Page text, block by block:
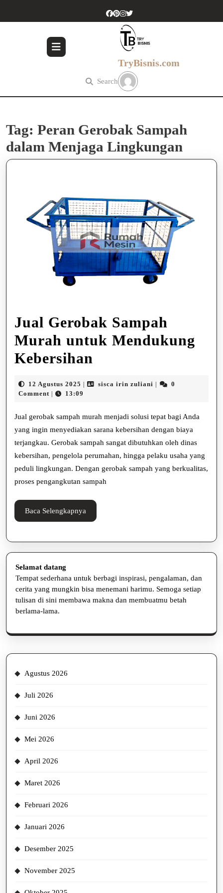
TryBisnis.com
Search
Tag: Peran Gerobak Sampah
dalam Menjaga Lingkungan
Jual Gerobak Sampah
Murah untuk Mendukung
Kebersihan
Murah
untuk
Mendukung
Kebersihan
12 Agustus 2025 12
Agustus
| sisca irin zuliani sisca
|
0
Comment | 13:09
Jual gerobak sampah murah menjadi solusi tepat bagi Anda
yang ingin menyediakan sarana kebersihan dengan biaya
terjangkau. Gerobak sampah sangat dibutuhkan oleh dinas
kebersihan, pengelola perumahan, hingga pelaku usaha yang
peduli lingkungan. Dengan gerobak sampah yang berkualitas,
proses pengangkutan sampah
Baca Selengkapnya
Selengkapnya
Selamat datang
Tempat sederhana untuk berbagi inspirasi, pengalaman, dan
cerita yang mungkin bisa menemani harimu. Semoga setiap
tulisan di sini membawa makna dan membuatmu betah
berlama-lama.
Agustus 2026
Juli 2026
Juni 2026
Mei 2026
April 2026
Maret 2026
Februari 2026
Januari 2026
Desember 2025
November 2025